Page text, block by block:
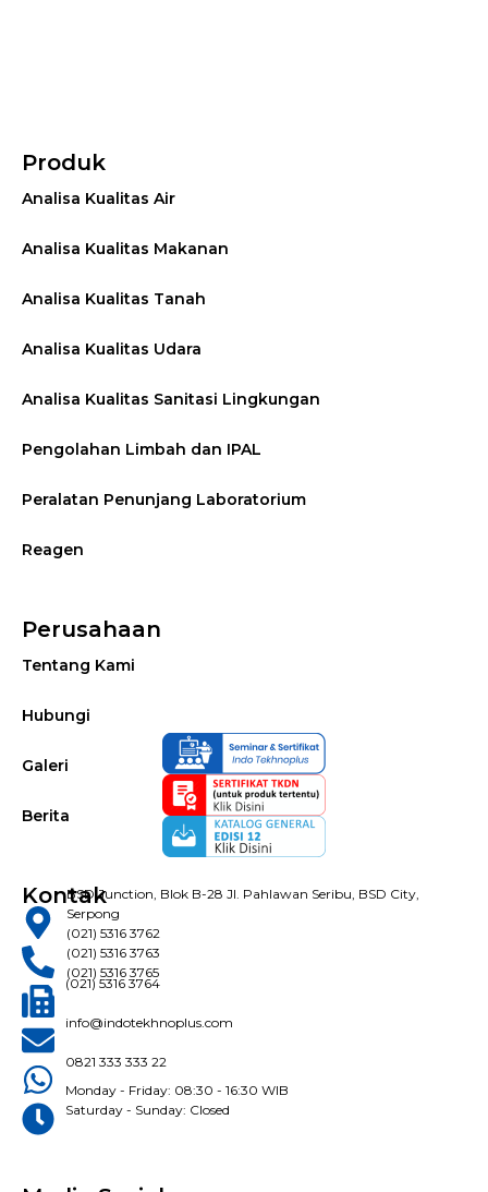
Produk
Analisa Kualitas Air
Analisa Kualitas Makanan
Analisa Kualitas Tanah
Analisa Kualitas Udara
Analisa Kualitas Sanitasi Lingkungan
Pengolahan Limbah dan IPAL
Peralatan Penunjang Laboratorium
Reagen
Perusahaan
Tentang Kami
Hubungi
Galeri
Berita
KontakBSD Junction, Blok B-28 Jl. Pahlawan Seribu, BSD City,
Serpong
(021) 5316 3762
(021) 5316 3763
(021) 5316 3765
(021) 5316 3764
info@indotekhnoplus.com
0821 333 333 22
Monday - Friday: 08:30 - 16:30 WIB
Saturday - Sunday: Closed